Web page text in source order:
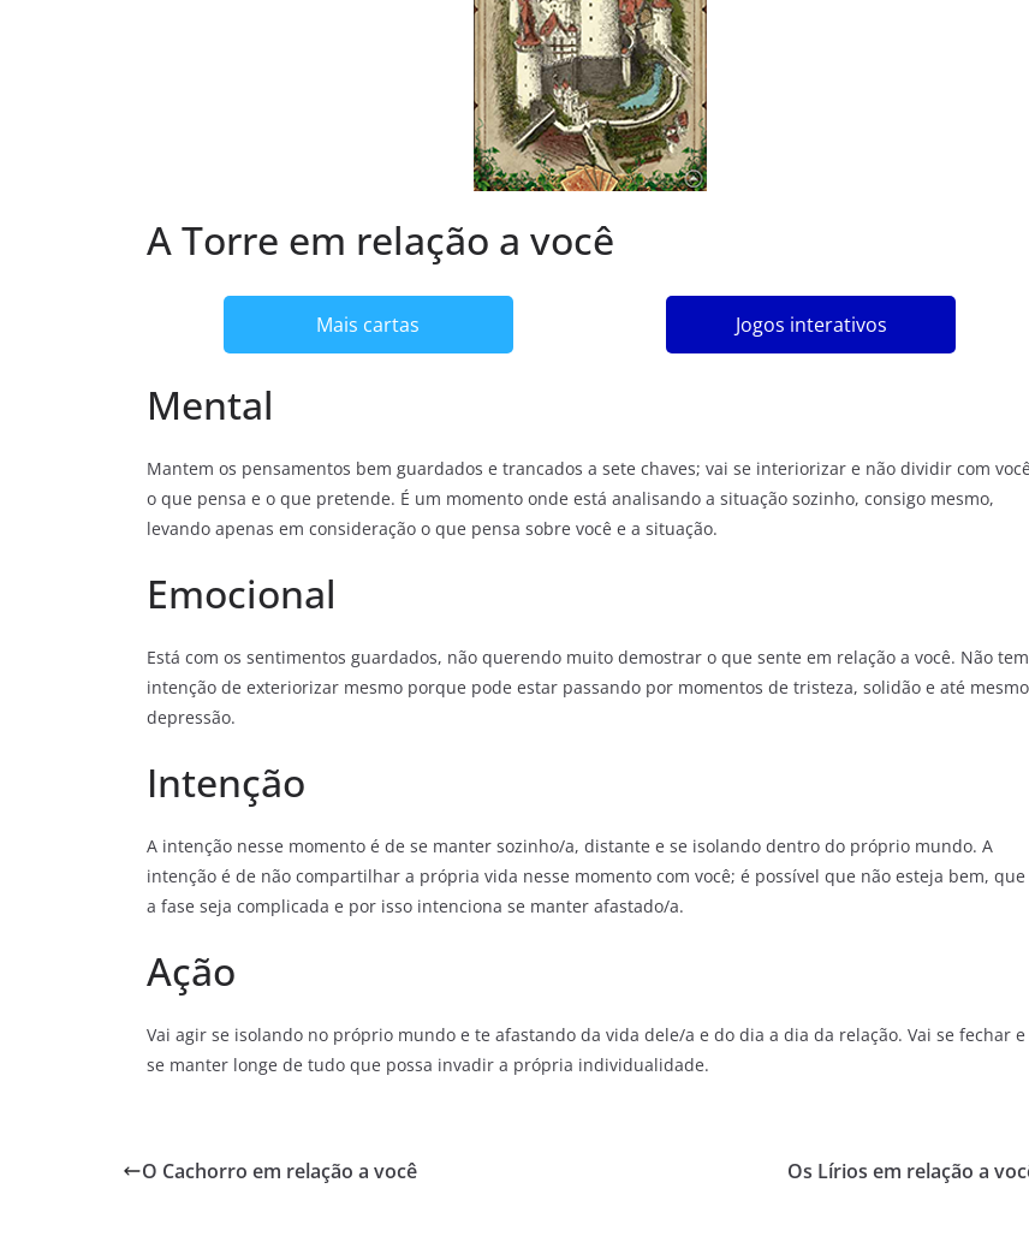
A Torre em relação a você
Mais cartas Jogos interativos
Mental
Mantem os pensamentos bem guardados e trancados a sete chaves; vai se interiorizar e não dividir com você
o que pensa e o que pretende. É um momento onde está analisando a situação sozinho, consigo mesmo,
levando apenas em consideração o que pensa sobre você e a situação.
Emocional
Está com os sentimentos guardados, não querendo muito demostrar o que sente em relação a você. Não tem
intenção de exteriorizar mesmo porque pode estar passando por momentos de tristeza, solidão e até mesmo
depressão.
Intenção
A intenção nesse momento é de se manter sozinho/a, distante e se isolando dentro do próprio mundo. A
intenção é de não compartilhar a própria vida nesse momento com você; é possível que não esteja bem, que
a fase seja complicada e por isso intenciona se manter afastado/a.
Ação
Vai agir se isolando no próprio mundo e te afastando da vida dele/a e do dia a dia da relação. Vai se fechar e
se manter longe de tudo que possa invadir a própria individualidade.
O Cachorro em relação a você Os Lírios em relação a